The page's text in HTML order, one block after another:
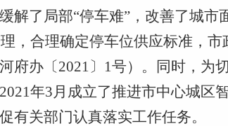
了局部“停车难”，改善了城市
，合理确定停车位供应标准，市
府办〔2021〕1号）。同时，为
年3月成立了推进市中心城区
有关部门认真落实工作任务。